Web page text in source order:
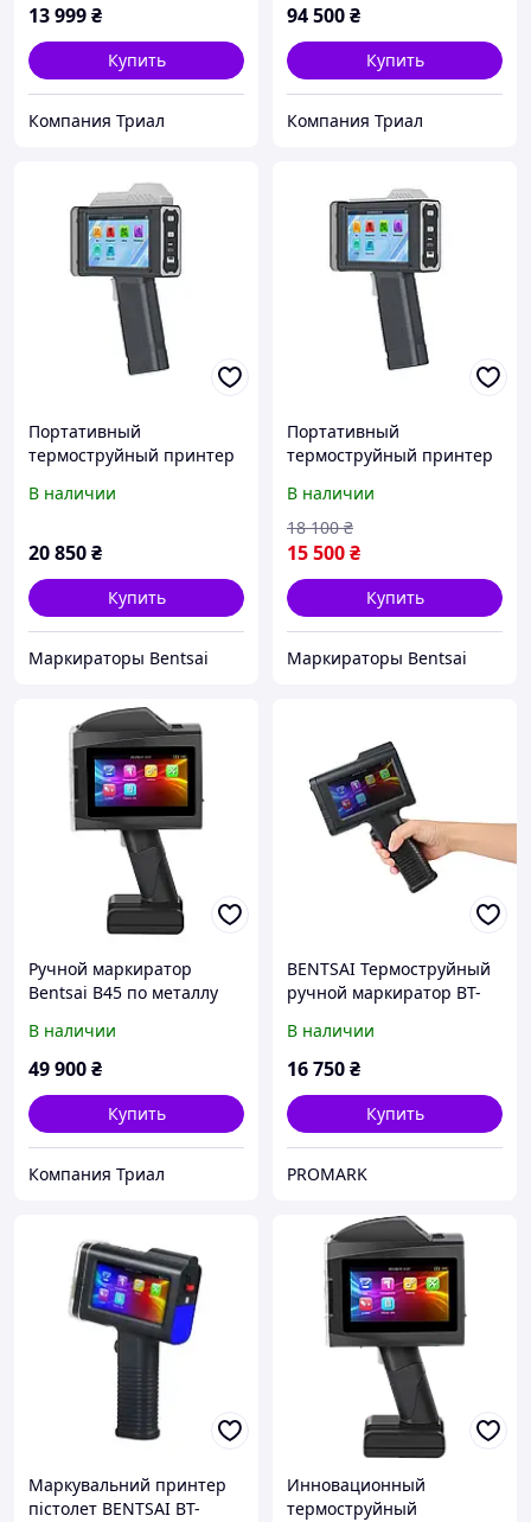
13 999₴
Купить
Компания Триал
94 500₴
Купить
Компания Триал
Портативный
термоструйный принтер
мм)
В наличии
20 850₴
Купить
Маркираторы Bentsai
Портативный
термоструйный принтер
мм)
В наличии
15 500₴
18 100 ₴
Купить
Маркираторы Bentsai
Ручной маркиратор
Bentsai B45 по металлу
mm)
В наличии
49 900₴
Купить
Компания Триал
BENTSAI Термоструйный
ручной маркиратор BT-
до 12,7 мм)
В наличии
16 750₴
Купить
PROMARK
Маркувальний принтер
пістолет BENTSAI BT-
Инновационный
термоструйный